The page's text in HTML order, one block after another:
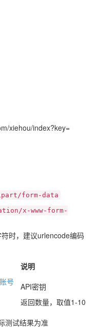
xiehou/index?key=
form-data
x-www-form-
时，建议urlencode编码
说明
号
API密钥
返回数量，取值1-10
测试结果为准